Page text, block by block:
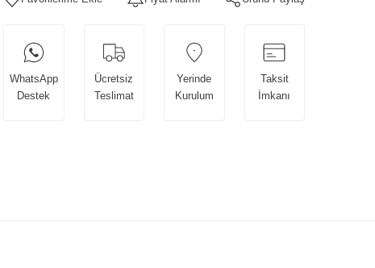
WhatsApp
Destek
Ücretsiz
Teslimat
Yerinde
Kurulum
Taksit
İmkanı